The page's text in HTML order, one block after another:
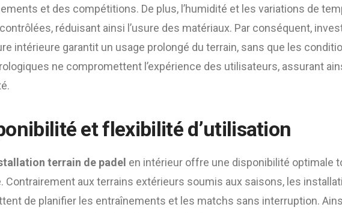
et des compétitions. De plus, l’humidité et les variations de
réduisant ainsi l’usure des matériaux. Par conséquent,
intérieure garantit un usage prolongé du terrain, sans que les
ne compromettent l’expérience des utilisateurs, assurant
et flexibilité d’utilisation
terrain de padel en intérieur offre une disponibilité optimale
Contrairement aux terrains extérieurs soumis aux saisons, les
de planifier les entraînements et les matchs sans interruption.